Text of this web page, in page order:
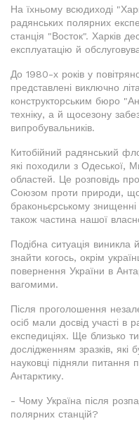
На їхньому всюдиході
радянських полярних
станція "Восток". Харків
експлуатацію й
До 1980-х років у
представлені виключно
конструкторським бюро
техніку, а й щосезону
випробувальників.
Китобійний радянський
які походили з Одеської,
областей. Це розповідь
Союзом проти природи,
браконьєрському
також частина нашої
Подібна ситуація виникла
знайти когось, окрім
повернення України в
вагомими.
Після проголошення
осіб мали досвід участі в
експедиціях. Ще близько
дослідженням зразків, які
науковці підняли питання
Антарктику.
- Чому Україна після
полярних станцій?